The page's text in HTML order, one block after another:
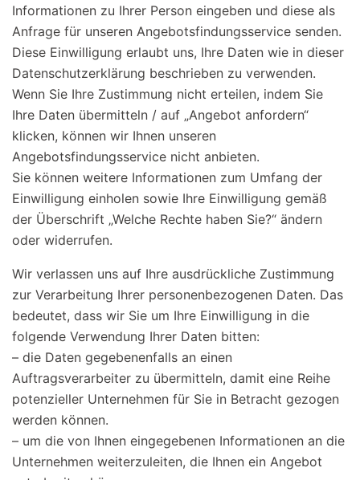
Informationen zu Ihrer Person eingeben und diese als
Anfrage für unseren Angebotsfindungsservice senden.
Diese Einwilligung erlaubt uns, Ihre Daten wie in dieser
Datenschutzerklärung beschrieben zu verwenden.
Wenn Sie Ihre Zustimmung nicht erteilen, indem Sie
Ihre Daten übermitteln / auf „Angebot anfordern“
klicken, können wir Ihnen unseren
Angebotsfindungsservice nicht anbieten.
Sie können weitere Informationen zum Umfang der
Einwilligung einholen sowie Ihre Einwilligung gemäß
der Überschrift „Welche Rechte haben Sie?“ ändern
oder widerrufen.
Wir verlassen uns auf Ihre ausdrückliche Zustimmung
zur Verarbeitung Ihrer personenbezogenen Daten. Das
bedeutet, dass wir Sie um Ihre Einwilligung in die
folgende Verwendung Ihrer Daten bitten:
– die Daten gegebenenfalls an einen
Auftragsverarbeiter zu übermitteln, damit eine Reihe
potenzieller Unternehmen für Sie in Betracht gezogen
werden können.
– um die von Ihnen eingegebenen Informationen an die
Unternehmen weiterzuleiten, die Ihnen ein Angebot